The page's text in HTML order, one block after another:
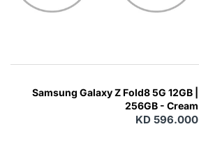
Samsung Galaxy Z Fold8 5G 12GB |
256GB - Cream
KD 596.000